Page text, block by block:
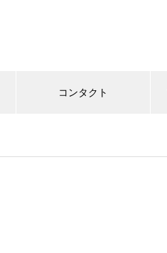
コンタクト